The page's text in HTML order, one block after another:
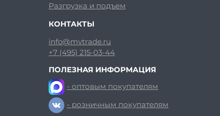
Разгрузка и подъем
КОНТАКТЫ
info@mvtrade.ru
+7 (495) 215-03-44
ПОЛЕЗНАЯ ИНФОРМАЦИЯ
- оптовым покупателям
- розничным покупателям